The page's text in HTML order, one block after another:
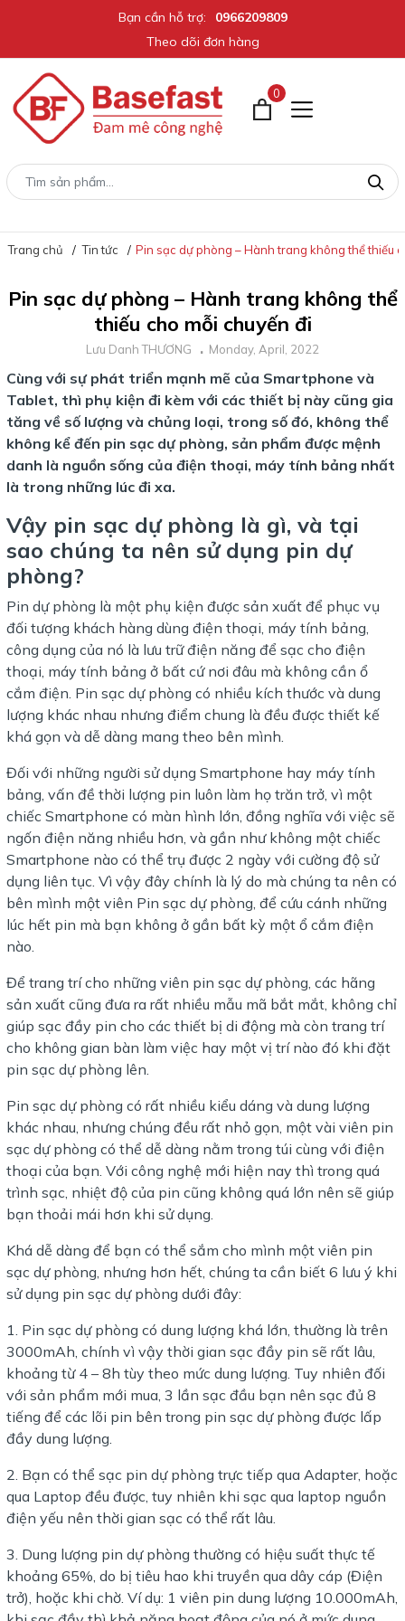
Bạn cần hỗ trợ:
0966209809
Theo dõi đơn hàng
0
Trang chủ Tin tức Pin sạc dự phòng – Hành trang không thể thiếu
Pin sạc dự phòng – Hành trang không thể
thiếu cho mỗi chuyến đi
Lưu Danh THƯƠNG Monday, April, 2022
Cùng với sự phát triển mạnh mẽ của Smartphone và
Tablet, thì phụ kiện đi kèm với các thiết bị này cũng gia
tăng về số lượng và chủng loại, trong số đó, không thể
không kể đến pin sạc dự phòng, sản phẩm được mệnh
danh là nguồn sống của điện thoại, máy tính bảng nhất
là trong những lúc đi xa.
Vậy pin sạc dự phòng là gì, và tại
sao chúng ta nên sử dụng pin dự
phòng?
Pin dự phòng là một phụ kiện được sản xuất để phục vụ
đối tượng khách hàng dùng điện thoại, máy tính bảng,
công dụng của nó là lưu trữ điện năng để sạc cho điện
thoại, máy tính bảng ở bất cứ nơi đâu mà không cần ổ
cắm điện. Pin sạc dự phòng có nhiều kích thước và dung
lượng khác nhau nhưng điểm chung là đều được thiết kế
khá gọn và dễ dàng mang theo bên mình.
Đối với những người sử dụng Smartphone hay máy tính
bảng, vấn đề thời lượng pin luôn làm họ trăn trở, vì một
chiếc Smartphone có màn hình lớn, đồng nghĩa với việc sẽ
ngốn điện năng nhiều hơn, và gần như không một chiếc
Smartphone nào có thể trụ được 2 ngày với cường độ sử
dụng liên tục. Vì vậy đây chính là lý do mà chúng ta nên có
bên mình một viên Pin sạc dự phòng, để cứu cánh những
lúc hết pin mà bạn không ở gần bất kỳ một ổ cắm điện
nào.
Để trang trí cho những viên pin sạc dự phòng, các hãng
sản xuất cũng đưa ra rất nhiều mẫu mã bắt mắt, không chỉ
giúp sạc đầy pin cho các thiết bị di động mà còn trang trí
cho không gian bàn làm việc hay một vị trí nào đó khi đặt
pin sạc dự phòng lên.
Pin sạc dự phòng có rất nhiều kiểu dáng và dung lượng
khác nhau, nhưng chúng đều rất nhỏ gọn, một vài viên pin
sạc dự phòng có thể dễ dàng nằm trong túi cùng với điện
thoại của bạn. Với công nghệ mới hiện nay thì trong quá
trình sạc, nhiệt độ của pin cũng không quá lớn nên sẽ giúp
bạn thoải mái hơn khi sử dụng.
Khá dễ dàng để bạn có thể sắm cho mình một viên pin
sạc dự phòng, nhưng hơn hết, chúng ta cần biết 6 lưu ý khi
sử dụng pin sạc dự phòng dưới đây:
1. Pin sạc dự phòng có dung lượng khá lớn, thường là trên
3000mAh, chính vì vậy thời gian sạc đầy pin sẽ rất lâu,
khoảng từ 4 – 8h tùy theo mức dung lượng. Tuy nhiên đối
với sản phẩm mới mua, 3 lần sạc đầu bạn nên sạc đủ 8
tiếng để các lõi pin bên trong pin sạc dự phòng được lấp
đầy dung lượng.
2. Bạn có thể sạc pin dự phòng trực tiếp qua Adapter, hoặc
qua Laptop đều được, tuy nhiên khi sạc qua laptop nguồn
điện yếu nên thời gian sạc có thể rất lâu.
3. Dung lượng pin dự phòng thường có hiệu suất thực tế
khoảng 65%, do bị tiêu hao khi truyền qua dây cáp (Điện
trở), hoặc khi chờ. Ví dụ: 1 viên pin dung lượng 10.000mAh,